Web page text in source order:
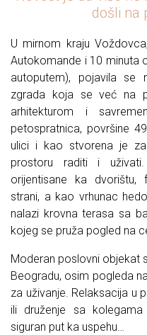
došli na
U mirnom kraju
Autokomande i 10 minuta
autoputem), pojavila se
zgrada koja se već na
arhitekturom i
petospratnica, površine
ulici i kao stvorena je
prostoru raditi i
orijentisane ka dvorištu,
strani, a kao vrhunac
nalazi krovna terasa sa
kojeg se pruža pogled na
Moderan poslovni objekat
Beogradu, osim pogleda
za uživanje. Relaksacija u
ili druženje sa
siguran put ka uspehu…